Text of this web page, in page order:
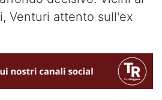
Venturi attento sull'ex